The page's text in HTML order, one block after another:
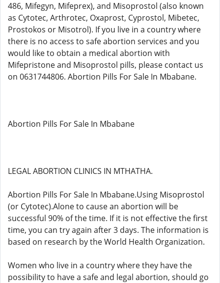
486, Mifegyn, Mifeprex), and Misoprostol (also known
as Cytotec, Arthrotec, Oxaprost, Cyprostol, Mibetec,
Prostokos or Misotrol). If you live in a country where
there is no access to safe abortion services and you
would like to obtain a medical abortion with
Mifepristone and Misoprostol pills, please contact us
on 0631744806. Abortion Pills For Sale In Mbabane.
Abortion Pills For Sale In Mbabane
LEGAL ABORTION CLINICS IN MTHATHA.
Abortion Pills For Sale In Mbabane.Using Misoprostol
(or Cytotec).Alone to cause an abortion will be
successful 90% of the time. If it is not effective the first
time, you can try again after 3 days. The information is
based on research by the World Health Organization.
Women who live in a country where they have the
possibility to have a safe and legal abortion, should go